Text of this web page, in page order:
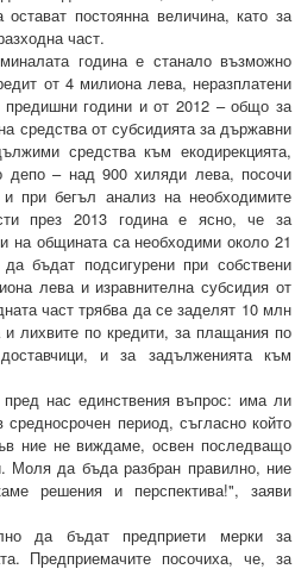
постоянна величина, като за
част.
година е станало възможно
от 4 милиона лева, неразплатени
години и от 2012 – общо за
средства от субсидията за държавни
средства към екодирекцията,
депо – над 900 хиляди лева, посочи
при бегъл анализ на необходимите
през 2013 година е ясно, че за
на общината са необходими около 21
бъдат подсигурени при собствени
лева и изравнителна субсидия от
част трябва да се заделят 10 млн
лихвите по кредити, за плащания по
и за задълженията към
нас единствения въпрос: има ли
период, съгласно който
ние не виждаме, освен последващо
Моля да бъда разбран правилно, ние
решения и перспектива!", заяви
да бъдат предприети мерки за
Предприемачите посочиха, че, за